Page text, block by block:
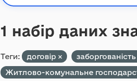
1 набір даних
Теги: договір заборгованість
Житлово-комунальне